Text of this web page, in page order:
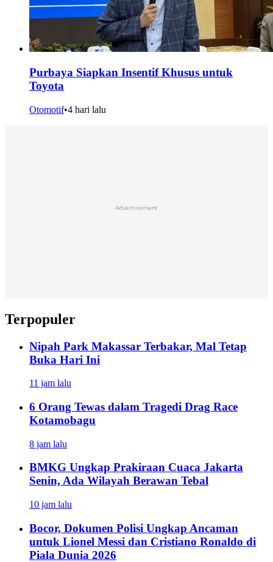
Purbaya Siapkan Insentif Khusus untuk
Toyota
Otomotif•4 hari lalu
Advertisement
Terpopuler
Nipah Park Makassar Terbakar, Mal Tetap
Buka Hari Ini
11 jam lalu
6 Orang Tewas dalam Tragedi Drag Race
Kotamobagu
8 jam lalu
BMKG Ungkap Prakiraan Cuaca Jakarta
Senin, Ada Wilayah Berawan Tebal
10 jam lalu
Bocor, Dokumen Polisi Ungkap Ancaman
untuk Lionel Messi dan Cristiano Ronaldo di
Piala Dunia 2026